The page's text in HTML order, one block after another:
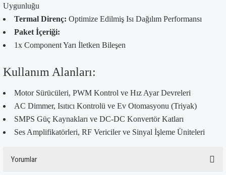
Uygunluğu
Termal Direnç: Optimize Edilmiş Isı Dağılım Performansı
Paket İçeriği:
1x Component Yarı İletken Bileşen
Kullanım Alanları:
Motor Sürücüleri, PWM Kontrol ve Hız Ayar Devreleri
AC Dimmer, Isıtıcı Kontrolü ve Ev Otomasyonu (Triyak)
SMPS Güç Kaynakları ve DC-DC Konvertör Katları
Ses Amplifikatörleri, RF Vericiler ve Sinyal İşleme Üniteleri
Yorumlar